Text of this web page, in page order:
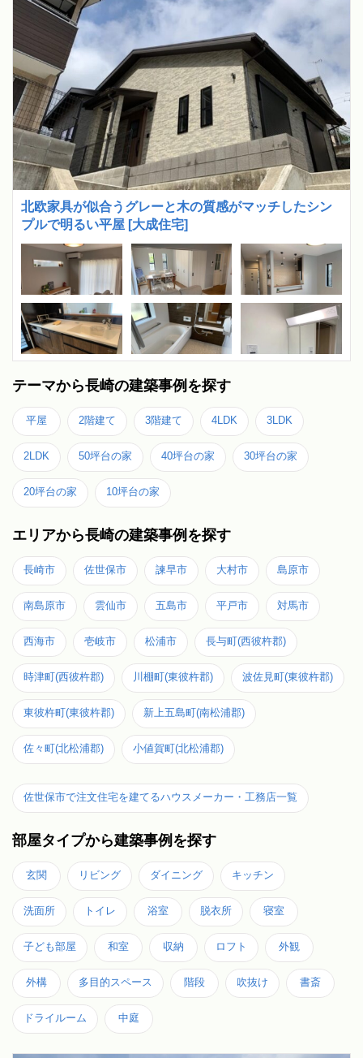
北欧家具が似合うグレーと木の質感がマッチしたシン
プルで明るい平屋 [大成住宅]
テーマから長崎の建築事例を探す
平屋 2階建て 3階建て 4LDK 3LDK
2LDK 50坪台の家 40坪台の家 30坪台の家
20坪台の家 10坪台の家
エリアから長崎の建築事例を探す
長崎市 佐世保市 諫早市 大村市 島原市
南島原市 雲仙市 五島市 平戸市 対馬市
西海市 壱岐市 松浦市 長与町(西彼杵郡)
時津町(西彼杵郡) 川棚町(東彼杵郡) 波佐見町(東彼杵郡)
東彼杵町(東彼杵郡) 新上五島町(南松浦郡)
佐々町(北松浦郡) 小値賀町(北松浦郡)
佐世保市で注文住宅を建てるハウスメーカー・工務店一覧
部屋タイプから建築事例を探す
玄関 リビング ダイニング キッチン
洗面所 トイレ 浴室 脱衣所 寝室
子ども部屋 和室 収納 ロフト 外観
外構 多目的スペース 階段 吹抜け 書斎
ドライルーム 中庭